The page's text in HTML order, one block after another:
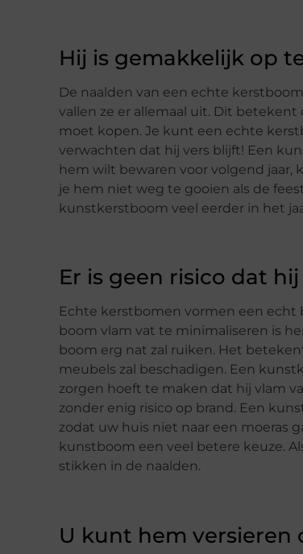
Hij is gemakkelijk op
De naalden van een echte
vallen ze er allemaal uit. Dit
moet kopen. Je kunt een echte
verwachten dat hij vers blijft! Een
hem wilt bewaren voor volgend jaar,
je hem niet weg te gooien als de
kunstkerstboom veel eerder in het
Er is geen risico dat
Echte kerstbomen vormen een echt
boom vlam vat te minimaliseren is
boom erg nat zal ruiken. Het
meubels zal beschadigen. Een
zorgen hoeft te maken dat hij vlam
zonder enig risico op brand. Een
zodat uw huis niet naar een moeras
kunstboom een veel betere keuze.
stikken in de naalden.
U kunt hem